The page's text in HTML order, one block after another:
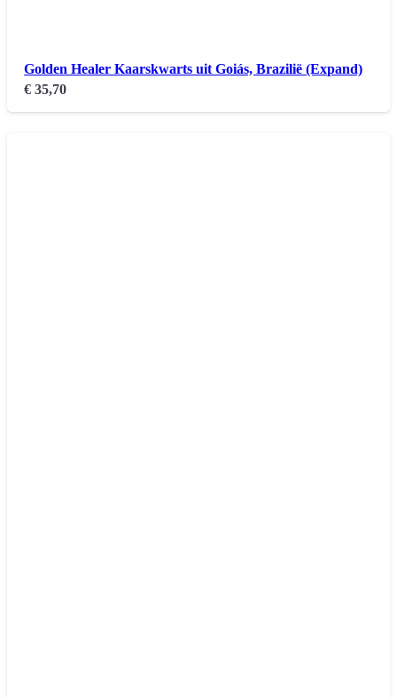
Golden Healer Kaarskwarts uit Goiás, Brazilië (Expand)
€ 35,70